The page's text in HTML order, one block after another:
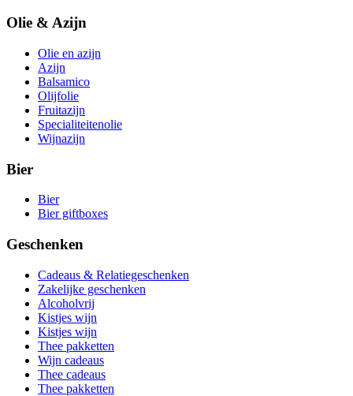
Olie & Azijn
Olie en azijn
Azijn
Balsamico
Olijfolie
Fruitazijn
Specialiteitenolie
Wijnazijn
Bier
Bier
Bier giftboxes
Geschenken
Cadeaus & Relatiegeschenken
Zakelijke geschenken
Alcoholvrij
Kistjes wijn
Kistjes wijn
Thee pakketten
Wijn cadeaus
Thee cadeaus
Thee pakketten